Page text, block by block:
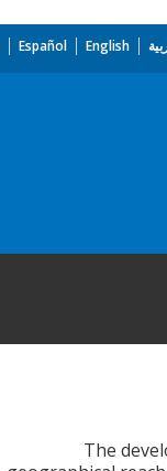
English
Español
The